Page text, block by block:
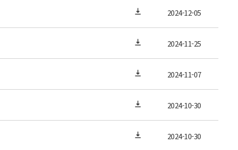
2024-12-05
2024-11-25
2024-11-07
2024-10-30
2024-10-30